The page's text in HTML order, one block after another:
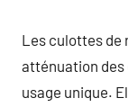
Les culottes de
atténuation des
usage unique.